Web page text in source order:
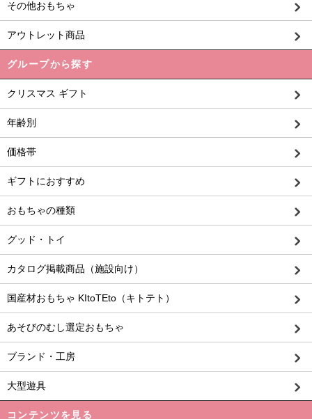
その他おもちゃ
アウトレット商品
グループから探す
クリスマス ギフト
年齢別
価格帯
ギフトにおすすめ
おもちゃの種類
グッド・トイ
カタログ掲載商品（施設向け）
国産材おもちゃ KItoTEto（キトテト）
あそびのむし選定おもちゃ
ブランド・工房
大型遊具
コンテンツを見る